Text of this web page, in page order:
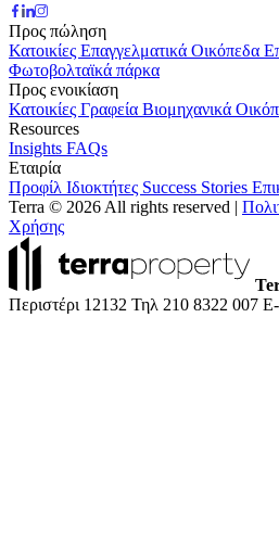
Προς πώληση
Κατοικίες Επαγγελματικά Οικόπεδα
Φωτοβολταϊκά πάρκα
Προς ενοικίαση
Κατοικίες Γραφεία Βιομηχανικά
Resources
Insights FAQs
Εταιρία
Προφίλ Ιδιοκτήτες Success Stories
Terra © 2026 All rights reserved |
Χρήσης
Περιστέρι 12132 Τηλ 210 8322 007